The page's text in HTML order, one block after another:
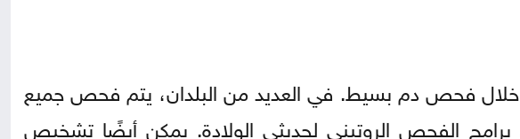
فحص دم بسيط. في العديد من البلدان، يتم فحص جميع
الفحص الروتيني لحديثي الولادة. يمكن أيضًا تشخيص